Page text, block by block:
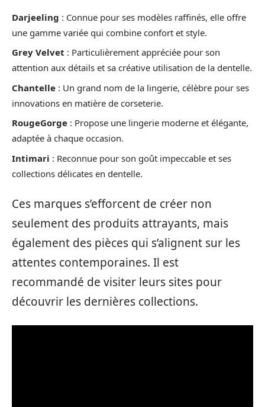
Darjeeling : Connue pour ses modèles raffinés, elle offre
une gamme variée qui combine confort et style.
Grey Velvet : Particulièrement appréciée pour son
attention aux détails et sa créative utilisation de la dentelle.
Chantelle : Un grand nom de la lingerie, célèbre pour ses
innovations en matière de corseterie.
RougeGorge : Propose une lingerie moderne et élégante,
adaptée à chaque occasion.
Intimari : Reconnue pour son goût impeccable et ses
collections délicates en dentelle.
Ces marques s’efforcent de créer non
seulement des produits attrayants, mais
également des pièces qui s’alignent sur les
attentes contemporaines. Il est
recommandé de visiter leurs sites pour
découvrir les dernières collections.